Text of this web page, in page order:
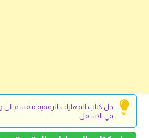
حل كتاب المهارات الرقمية مقسم الى
في الاسفل